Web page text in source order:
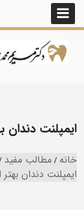
ایمپلنت
خانه مطالب مفید
ایمپلنت دندان